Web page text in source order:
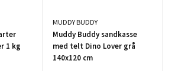
1 kg
MUDDY BUDDY
Muddy Buddy sandkasse
med telt Dino Lover grå
140x120 cm